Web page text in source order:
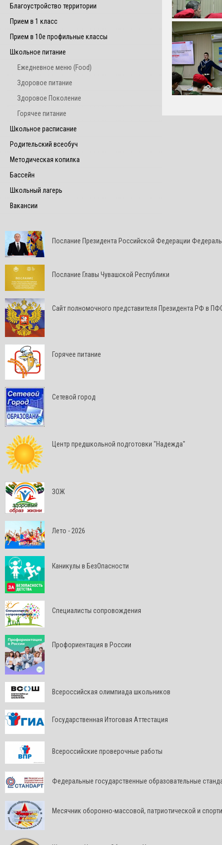
Благоустройство территории
Прием в 1 класс
Прием в 10е профильные классы
Школьное питание
Ежедневное меню (Food)
Здоровое питание
Здоровое Поколение
Горячее питание
Школьное расписание
Родительский всеобуч
Методическая копилка
Бассейн
Школьный лагерь
Вакансии
Послание Президента Российской Федерации
Послание Главы Чувашской Республики
Cайт полномочного представителя Президента РФ в
Горячее питание
Сетевой город
Центр предшкольной подготовки "Надежда"
ЗОЖ
Лето - 2026
Каникулы в БезОпасности
Специалисты сопровождения
Профориентация в России
Всероссийская олимпиада школьников
Государственная Итоговая Аттестация
Всероссийские проверочные работы
Федеральные государственные образовательные
Месячник оборонно-массовой, патриотической и